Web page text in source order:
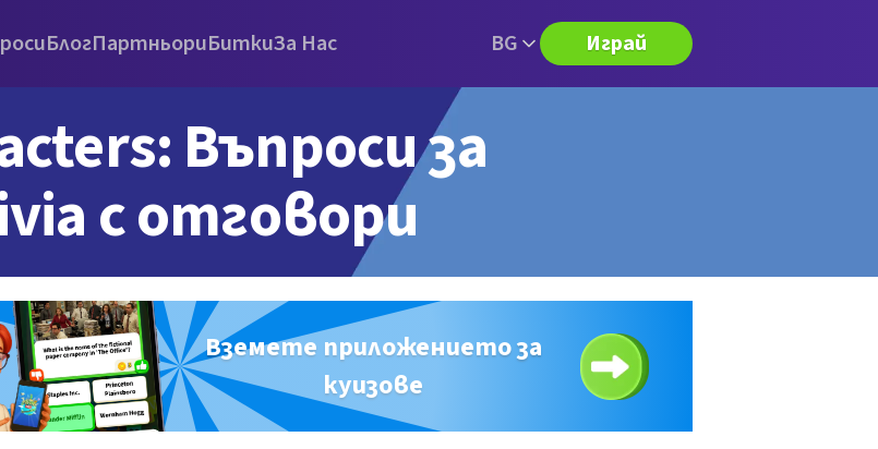
БлогПартньориБиткиЗа Нас BG Играй
Въпроси за
с отговори
Вземете приложението за
куизове